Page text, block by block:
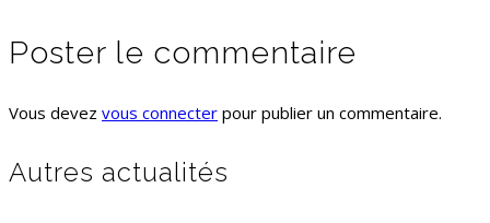
Poster le commentaire
Vous devez vous connecter pour publier un commentaire.
Autres actualités